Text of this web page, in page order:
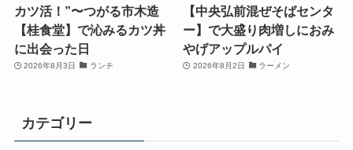
カツ活！”〜つがる市木造
【桂食堂】で沁みるカツ丼
に出会った日
2026年8月3日 ランチ
【中央弘前混ぜそばセンタ
ー】で大盛り肉増しにおみ
やげアップルパイ
2026年8月2日 ラーメン
カテゴリー